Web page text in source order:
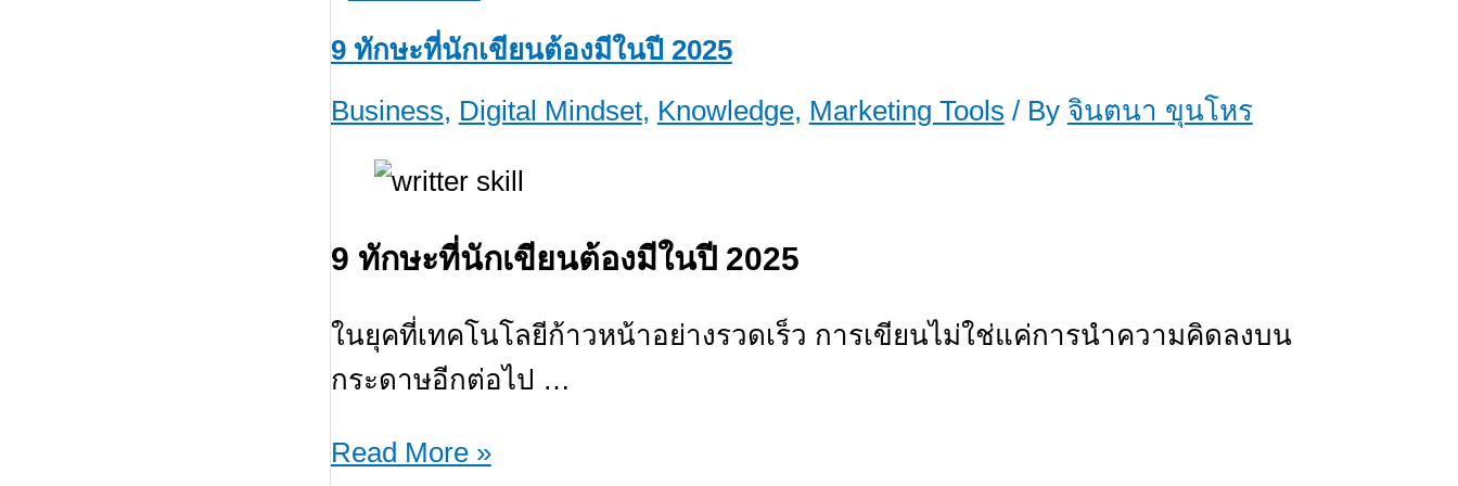
9 ทักษะที่นักเขียนต้องมีในปี 2025
Business, Digital Mindset, Knowledge, Marketing Tools / By จินตนา ขุนโหร
9 ทักษะที่นักเขียนต้องมีในปี 2025
ในยุคที่เทคโนโลยีก้าวหน้าอย่างรวดเร็ว การเขียนไม่ใช่แค่การนำความคิดลงบน
กระดาษอีกต่อไป …
9
Read More »